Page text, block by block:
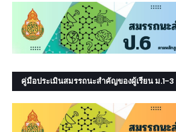
คู่มือประเมินสมรรถนะสำคัญของผู้เรียน ม.1-3